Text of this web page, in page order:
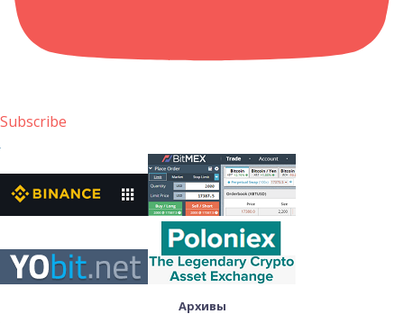
Subscribe
Архивы